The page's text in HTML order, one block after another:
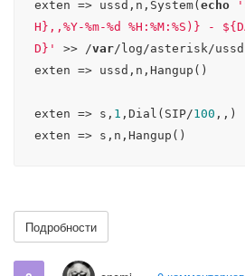
exten => ussd,n,System( echo
H},,%Y-%m-%d %H:%M:%S)} -
D}'
>> /var/log/asterisk/
exten => ussd,n,Hangup()
exten => s, 1 ,Dial(SIP/100 ,,)
exten => s,n,Hangup()
Подробности